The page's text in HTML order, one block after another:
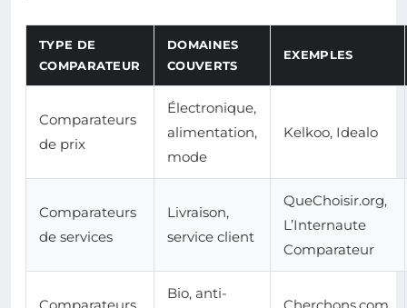
TYPE DE
COMPARATEUR
DOMAINES
COUVERTS
EXEMPLES
Comparateurs
de prix
Électronique,
alimentation,
mode
Kelkoo, Idealo
Comparateurs
de services
Livraison,
service client
QueChoisir.org,
L’Internaute
Comparateur
Comparateurs
Bio, anti-
Cherchons.com,